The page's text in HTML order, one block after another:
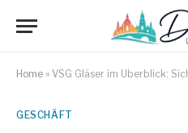
Home » VSG Gläser im Überblick:
GESCHÄFT